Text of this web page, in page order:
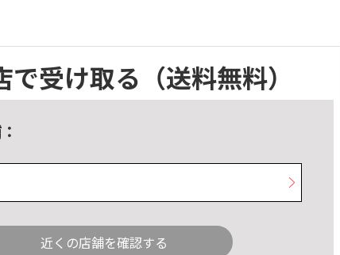
で受け取る （送料無料）
近くの店舗を確認する